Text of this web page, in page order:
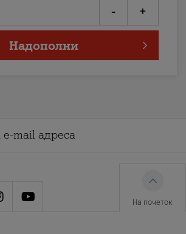
- +
Надополни
На почеток